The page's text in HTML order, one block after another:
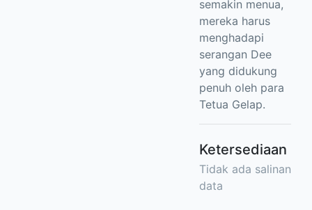
semakin menua,
mereka harus
menghadapi
serangan Dee
yang didukung
penuh oleh para
Tetua Gelap.
Ketersediaan
Tidak ada salinan
data